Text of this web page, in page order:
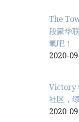
The
段豪华
氧吧！
2020-
Victory
社区，
2020-